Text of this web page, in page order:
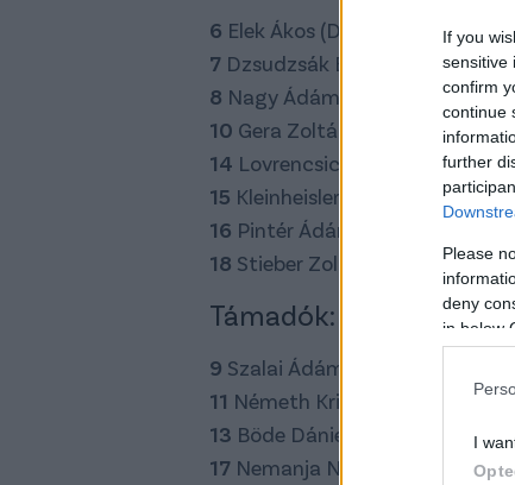
If you
sensitive
confirm
continue
further
Please
deny
in below
I
6 Elek Ákos (Diósgyőr)
7 Dzsudzsák Balázs (Bursaspor)
8 Nagy Ádám (Ferencváros)
10 Gera Zoltán (Ferencváros)
14 Lovrencsics Gergő (Lech
15 Kleinheisler László (Werder
16 Pintér Ádám (Ferencváros)
18 Stieber Zoltán (Nürnberg)
Támadók:
9 Szalai Ádám (Hannover)
11 Németh Krisztián (Al-
13 Böde Dániel (Ferencváros)
17 Nemanja Nikolic (Legia Varsó)